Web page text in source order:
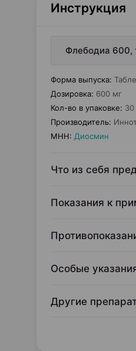
Инструкция
Флебодиа 600,
Форма выпуска:
Дозировка: 600 мг
Кол-во в упаковке: 30
Производитель:
МНН: Диосмин
Что из себя
Показания к
Особые
Другие